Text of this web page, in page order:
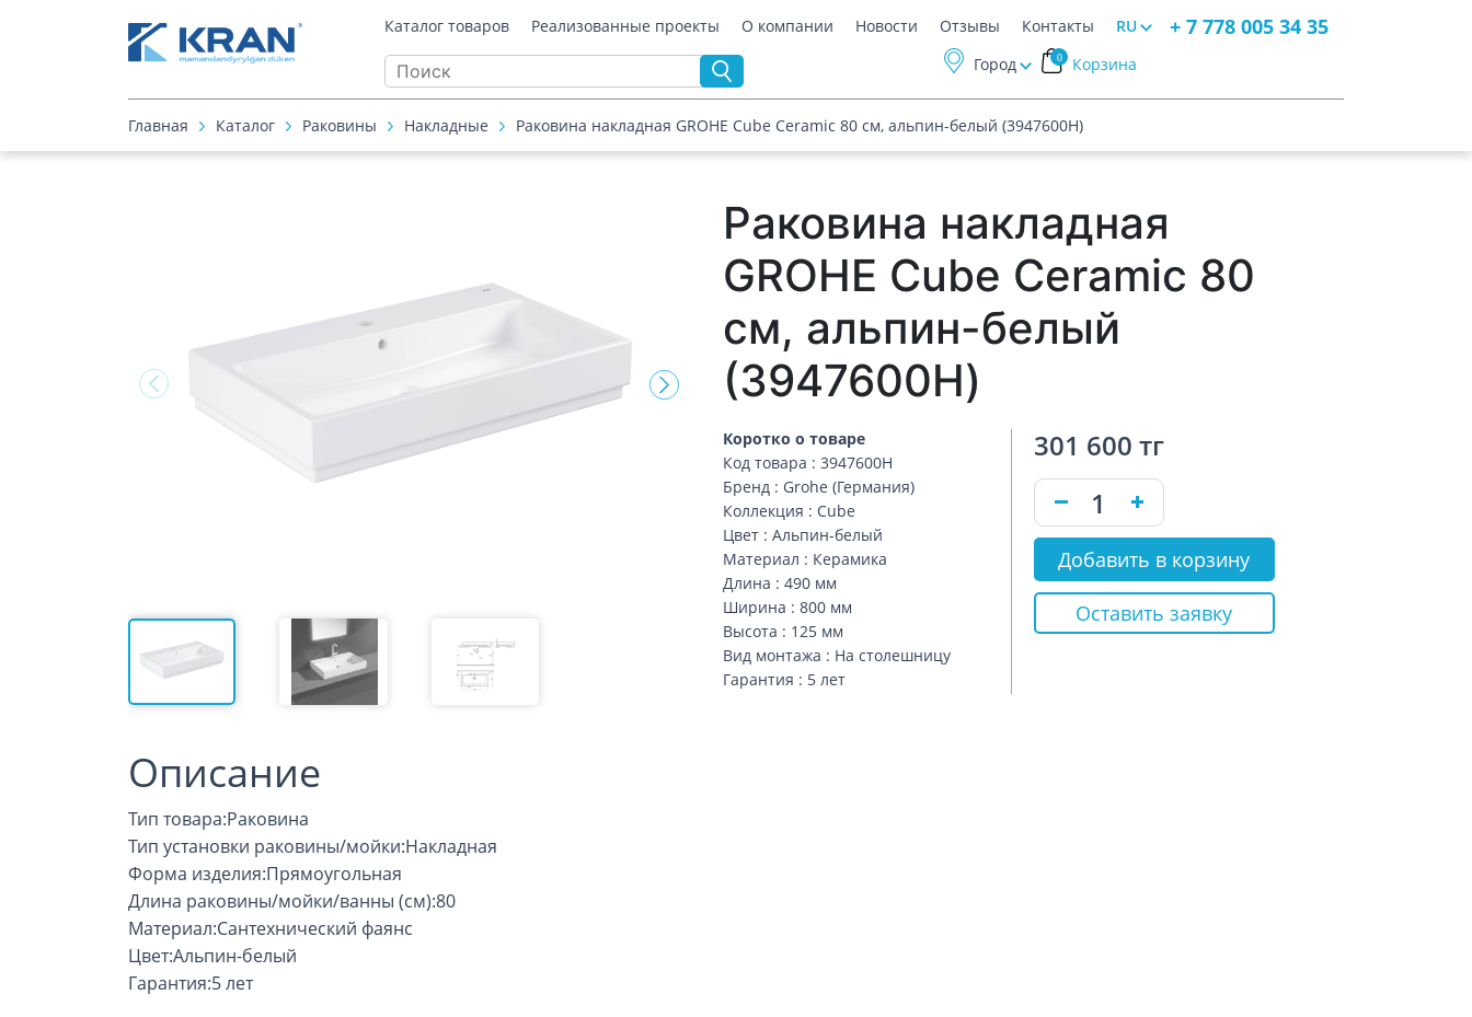
Каталог товаров Реализованные проекты О компании Новости Отзывы Контакты
RU
Город
Корзина
0
+ 7 778 005 34 35
Главная Каталог Раковины Накладные Раковина накладная GROHE Cube Ceramic 80 см, альпин-белый (3947600H)
Раковина накладная
GROHE Cube Ceramic 80
см, альпин-белый
(3947600H)
Коротко о товаре
Код товара : 3947600H
Бренд : Grohe (Германия)
Коллекция : Cube
Цвет : Альпин-белый
Материал : Керамика
Длина : 490 мм
Ширина : 800 мм
Высота : 125 мм
Вид монтажа : На столешницу
Гарантия : 5 лет
301 600 тг
Добавить в корзину
Оставить заявку
Описание
Тип товара:Раковина
Тип установки раковины/мойки:Накладная
Форма изделия:Прямоугольная
Длина раковины/мойки/ванны (см):80
Материал:Сантехнический фаянс
Цвет:Альпин-белый
Гарантия:5 лет